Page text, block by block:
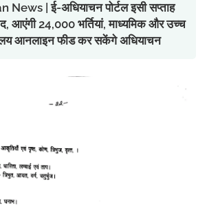
| ई-अधियाचन पोर्टल इसी सप्ताह
आएंगी 24,000 भर्तियां, माध्यमिक और उच्च
आनलाइन फीड कर सकेंगे अधियाचन